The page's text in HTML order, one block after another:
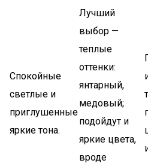
Спокойные
светлые и
приглушенные
яркие тона.
Лучший
выбор —
теплые
оттенки:
янтарный,
медовый;
подойдут и
яркие цвета,
вроде